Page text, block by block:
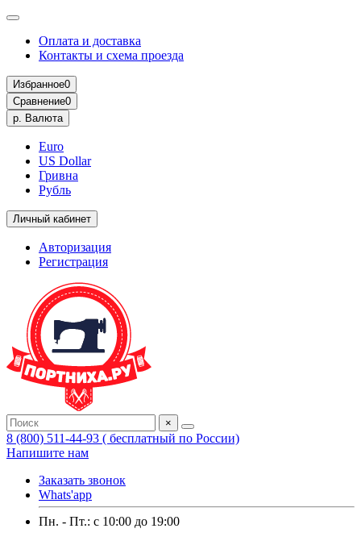
Оплата и доставка
Контакты и схема проезда
Избранное0
Сравнение0
р. Валюта
Euro
US Dollar
Гривна
Рубль
Личный кабинет
Авторизация
Регистрация
×
8 (800) 511-44-93 ( бесплатный по России)
Напишите нам
Заказать звонок
Whats'app
Пн. - Пт.: c 10:00 до 19:00